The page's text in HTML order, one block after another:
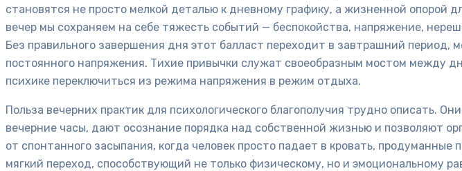
становятся не просто мелкой деталью к дневному графику, а жизненной опорой
вечер мы сохраняем на себе тяжесть событий — беспокойства, напряжение,
Без правильного завершения дня этот балласт переходит в завтрашний период,
постоянного напряжения. Тихие привычки служат своеобразным мостом между
психике переключиться из режима напряжения в режим отдыха.
Польза вечерних практик для психологического благополучия трудно описать.
вечерние часы, дают осознание порядка над собственной жизнью и позволяют
от спонтанного засыпания, когда человек просто падает в кровать,
мягкий переход, способствующий не только физическому, но и эмоциональному